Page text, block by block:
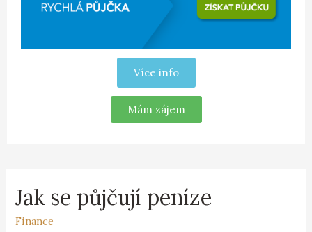
Více info
Mám zájem
Jak se půjčují peníze
Finance